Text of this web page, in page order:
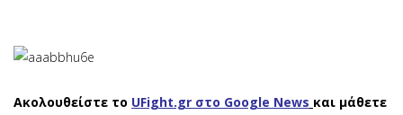
Ακολουθείστε το UFight.gr στο Google News και μάθετε